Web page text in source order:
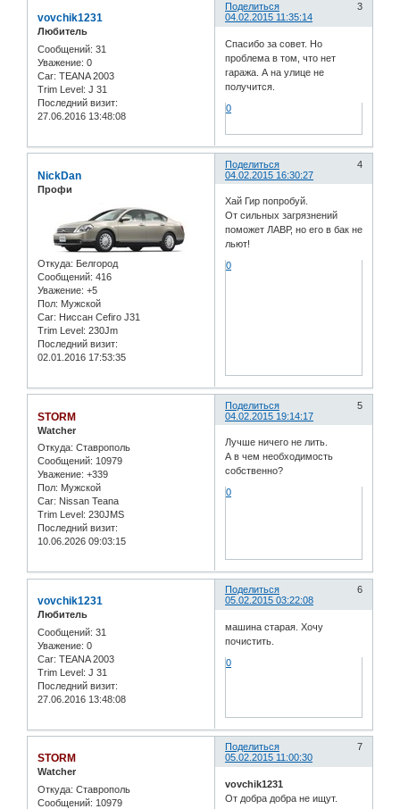
Поделиться
3
04.02.2015 11:35:14
vovchik1231
Любитель
Сообщений: 31
Уважение: 0
Car: TEANA 2003
Trim Level: J 31
Последний визит:
27.06.2016 13:48:08
Спасибо за совет. Но
проблема в том, что нет
гаража. А на улице не
получится.
0
Поделиться
4
04.02.2015 16:30:27
NickDan
Профи
Откуда: Белгород
Сообщений: 416
Уважение: +5
Пол: Мужской
Car: Ниссан Cefiro J31
Trim Level: 230Jm
Последний визит:
02.01.2016 17:53:35
Хай Гир попробуй.
От сильных загрязнений
поможет ЛАВР, но его в бак не
льют!
0
Поделиться
5
04.02.2015 19:14:17
STORM
Watcher
Откуда: Ставрополь
Сообщений: 10979
Уважение: +339
Пол: Мужской
Car: Nissan Teana
Trim Level: 230JMS
Последний визит:
10.06.2026 09:03:15
Лучше ничего не лить.
А в чем необходимость
собственно?
0
Поделиться
6
05.02.2015 03:22:08
vovchik1231
Любитель
Сообщений: 31
Уважение: 0
Car: TEANA 2003
Trim Level: J 31
Последний визит:
27.06.2016 13:48:08
машина старая. Хочу
почистить.
0
Поделиться
7
05.02.2015 11:00:30
STORM
Watcher
Откуда: Ставрополь
Сообщений: 10979
vovchik1231
От добра добра не ищут.